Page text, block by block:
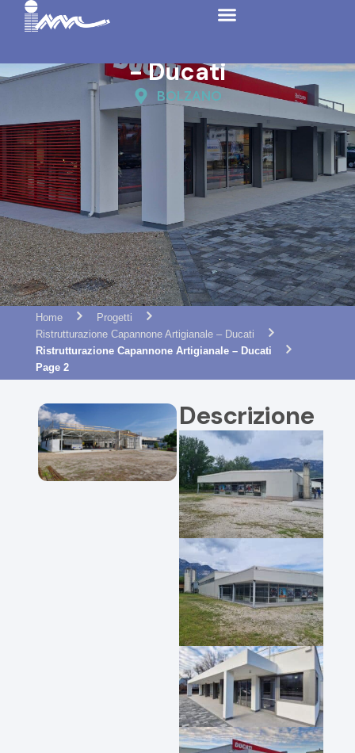
Capannone
- Ducati
BOLZANO
Home
Progetti
Ristrutturazione Capannone Artigianale – Ducati
Ristrutturazione Capannone Artigianale – Ducati
Page 2
Descrizione